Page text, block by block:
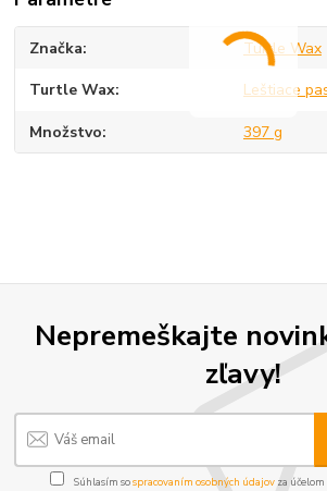
Značka Turtle Wax
Turtle Wax Leštiace
Množstvo 397 g
Nepremeškajte
zľavy!
Súhlasím sospracovaním osobných údajov za